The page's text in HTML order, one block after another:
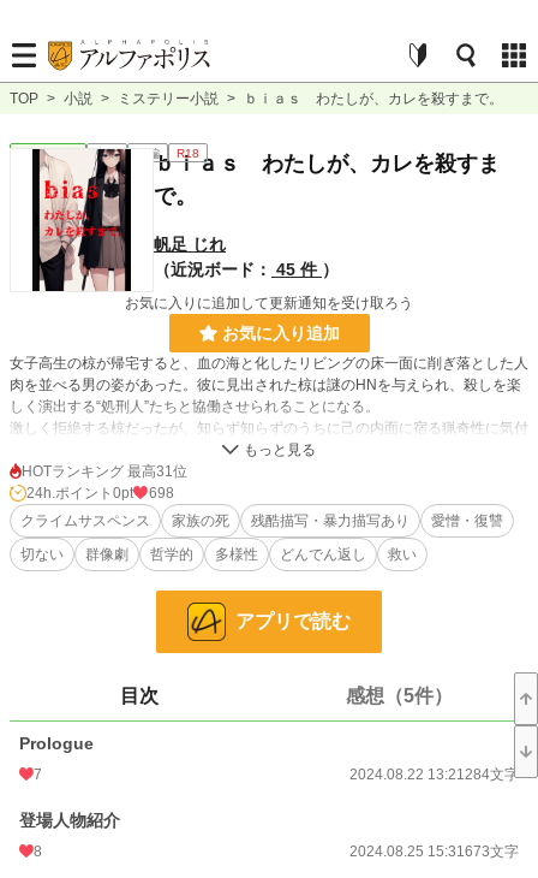
TOP > 小説 > ミステリー小説 > ｂｉａｓ わたしが、カレを殺すまで。
ミステリー 完結 長編 R18
ｂｉａｓ わたしが、カレを殺すま
で。
帆足 じれ
（近況ボード： 45 件 ）
お気に入りに追加して更新通知を受け取ろう
お気に入り追加
女子高生の椋が帰宅すると、血の海と化したリビングの床一面に削ぎ落とした人
肉を並べる男の姿があった。彼に見出された椋は謎のHNを与えられ、殺しを楽
しく演出する“処刑人”たちと協働させられることになる。
激しく拒絶する椋だったが、知らず知らずのうちに己の内面に宿る猟奇性に気付
そして、散りばめられた小さくも不穏な謎が、少しずつ明らかになっていく―
―。
※昔見た夢を元にした、暴力と残酷描写だらけの群像劇です。全編通して性的な
描写は少なめですが、一部に凌辱や同性間性的接触のエピソードがあります。ま
があるので、閲覧の際はくれぐれもご注意ください。
※後半に国言葉の描写があります。発音等、文字にするのが難しい言い回しも拾
っていきたかったのですが、読みやすさとのバランスを考慮した結果、正確性に
※ジャンルは一応ミステリー・サスペンスで推理っぽい要素も含みますが、リア
ルさはあまり重視せず、ファンタジーだと思って読み進めていただくと安心で
※不快描写注意の回はタイトル横に【⚠】が付きます。
※本作には、主人公が3人います。基本的には女性主人公視点で進みます。男性
【☆】が付きます。
※この物語は、法律・法令に反する行為を容認・推奨するものではありません。
HOTランキング 最高31位
24h.ポイント 0pt
698
クライムサスペンス
家族の死 残酷描写・暴力描写あり
愛憎・復讐
切ない
群像劇 哲学的 多様性 どんでん返し 救い
アプリで読む
目次 感想（5件）
Prologue
7 2024.08.22 13:21284文字
登場人物紹介
8 2024.08.25 15:31673文字